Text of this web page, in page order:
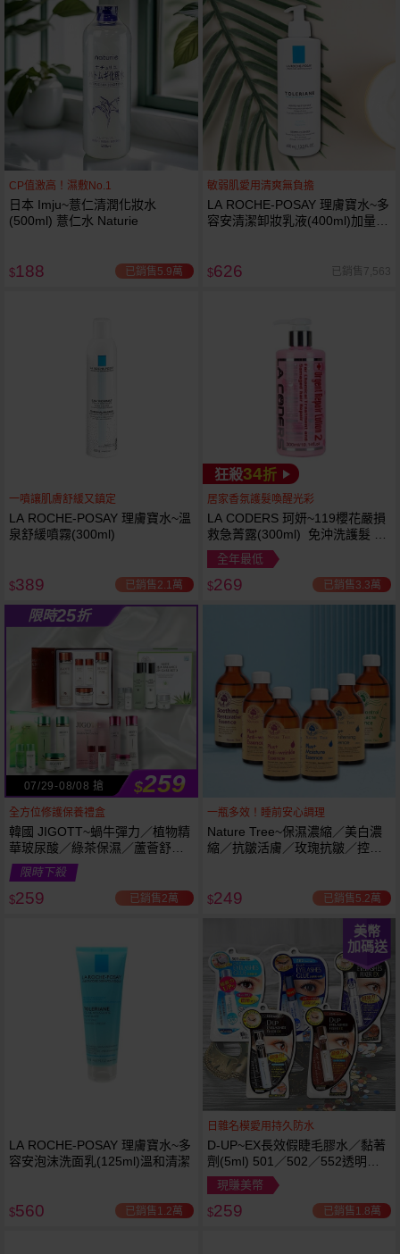
CP值激高！濕敷No.1
日本 Imju~薏仁清潤化妝水
(500ml) 薏仁水 Naturie
$188 已銷售5.9萬
敏弱肌愛用清爽無負擔
LA ROCHE-POSAY 理膚寶水~多
容安清潔卸妝乳液(400ml)加量
$626 已銷售7,563
一噴讓肌膚舒緩又鎮定
LA ROCHE-POSAY 理膚寶水~溫
泉舒緩噴霧(300ml)
$389 已銷售2.1萬
狂殺34折
居家香氛護髮喚醒光彩
LA CODERS 珂妍~119櫻花嚴損
救急菁露(300ml) 免沖洗護髮 蕾
舒法克
全年最低
$269 已銷售3.3萬
限時25折
07/29-08/08 搶 $259
全方位修護保養禮盒
韓國 JIGOTT~蝸牛彈力／植物精
華玻尿酸／綠茶保濕／蘆薈舒緩
修復 禮盒(5件組) 款式可選 化妝
水+乳液+面霜
限時下殺
$259 已銷售2萬
一瓶多效！睡前安心調理
Nature Tree~保濕濃縮／美白濃
縮／抗皺活膚／玫瑰抗皺／控油
$249 已銷售5.2萬
LA ROCHE-POSAY 理膚寶水~多
容安泡沫洗面乳(125ml)溫和清潔
$560 已銷售1.2萬
美幣
加碼送
日雜名模愛用持久防水
D-UP~EX長效假睫毛膠水／黏著
劑(5ml) 501／502／552透明／
553黑色／554咖啡色 款式可選
現賺美幣
$259 已銷售1.8萬